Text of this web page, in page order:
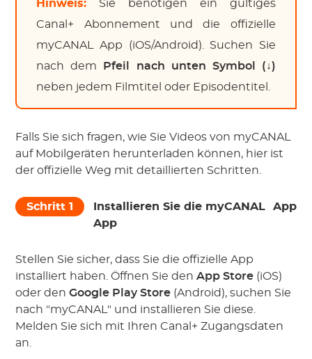
Hinweis: Sie benötigen ein gültiges
Canal+ Abonnement und die offizielle
myCANAL App (iOS/Android). Suchen Sie
nach dem
Pfeil nach unten Symbol (↓)
neben jedem Filmtitel oder Episodentitel.
Falls Sie sich fragen, wie Sie Videos von myCANAL
auf Mobilgeräten herunterladen können, hier ist
der offizielle Weg mit detaillierten Schritten.
Schritt 1
Installieren Sie die myCANAL
App
App
Stellen Sie sicher, dass Sie die offizielle App
installiert haben. Öffnen Sie denApp Store (iOS)
oder denGoogle Play Store (Android), suchen Sie
nach "myCANAL" und installieren Sie diese.
Melden Sie sich mit Ihren Canal+ Zugangsdaten
an.